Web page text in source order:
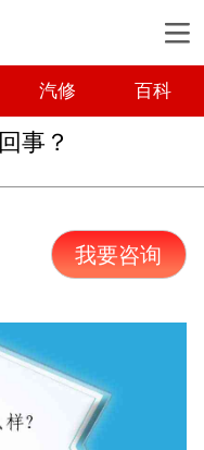
汽修 百科
事？
我要咨询